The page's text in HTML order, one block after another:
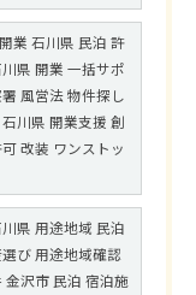
業 石川県 民泊 許
県 開業 一括サポ
風営法 物件探し
川県 開業支援 創
改装 ワンストッ
県 用途地域 民泊
び 用途地域確認
金沢市 民泊 宿泊施